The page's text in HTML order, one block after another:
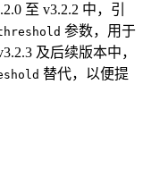
至 v3.2.2 中，引
参数，用于
及后续版本中，
替代，以便提